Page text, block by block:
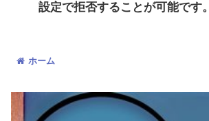
設定で拒否することが可能です。
ホーム